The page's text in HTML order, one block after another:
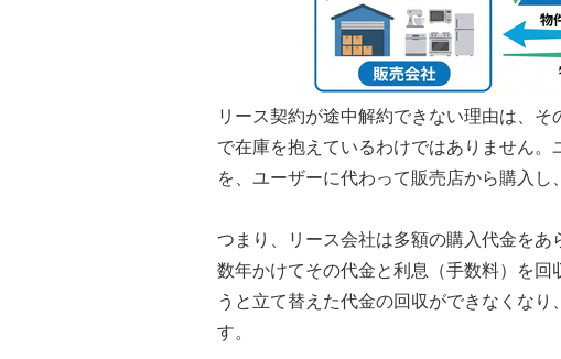
リース契約が途中解約できない理由は、
で在庫を抱えているわけではありません
を、ユーザーに代わって販売店から購入し
つまり、リース会社は多額の購入代金を
数年かけてその代金と利息（手数料）を
うと立て替えた代金の回収ができなくな
す。